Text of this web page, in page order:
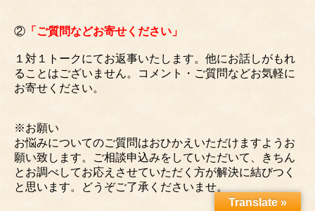
② 「ご質問などお寄せください」
１対１トークにてお返事いたします。他にお話しがもれ
ることはございません。コメント・ご質問などお気軽に
お寄せください。
※お願い
お悩みについてのご質問はおひかえいただけますようお
願い致します。ご相談申込みをしていただいて、きちん
とお調べしてお応えさせていただく方が解決に結びつく
と思います。どうぞご了承くださいませ。
Translate »